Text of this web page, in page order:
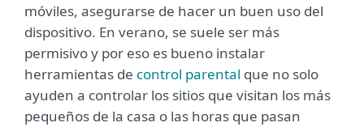
móviles, asegurarse de hacer un buen uso del
dispositivo. En verano, se suele ser más
permisivo y por eso es bueno instalar
herramientas de control parental que no solo
ayuden a controlar los sitios que visitan los más
pequeños de la casa o las horas que pasan